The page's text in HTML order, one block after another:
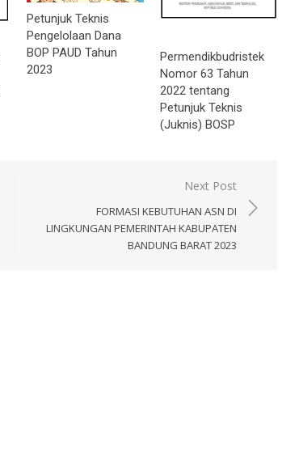
Petunjuk Teknis
Pengelolaan Dana
BOP PAUD Tahun
2023
Permendikbudristek
Nomor 63 Tahun
2022 tentang
Petunjuk Teknis
(Juknis) BOSP
Next Post
FORMASI KEBUTUHAN ASN DI
LINGKUNGAN PEMERINTAH KABUPATEN
BANDUNG BARAT 2023